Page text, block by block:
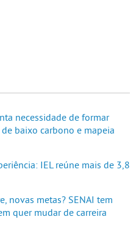
necessidade de formar
baixo carbono e mapeia
IEL reúne mais de 3,8
novas metas? SENAI tem
quer mudar de carreira